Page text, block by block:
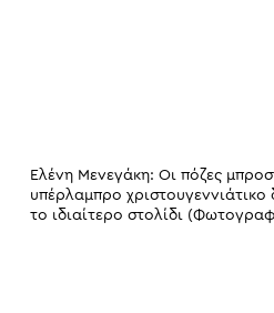
Ελένη Μενεγάκη: Οι πόζες
υπέρλαμπρο χριστουγεννιάτικο
το ιδιαίτερο στολίδι